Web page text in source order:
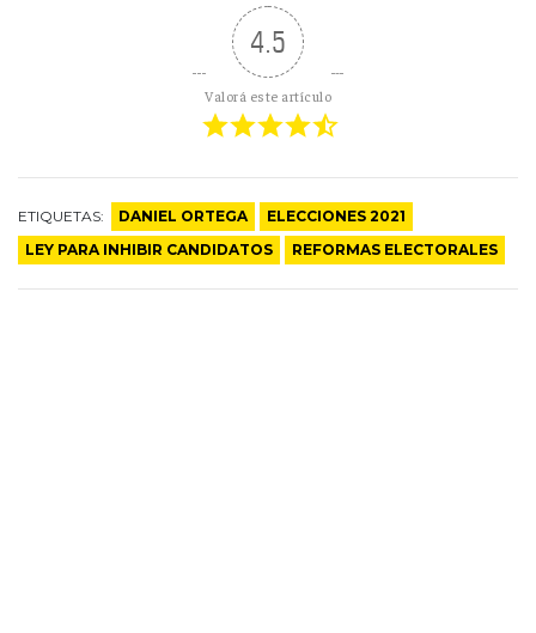
4.5
Valorá este artículo
ETIQUETAS: DANIEL ORTEGA
ELECCIONES 2021
LEY PARA INHIBIR CANDIDATOS
REFORMAS ELECTORALES